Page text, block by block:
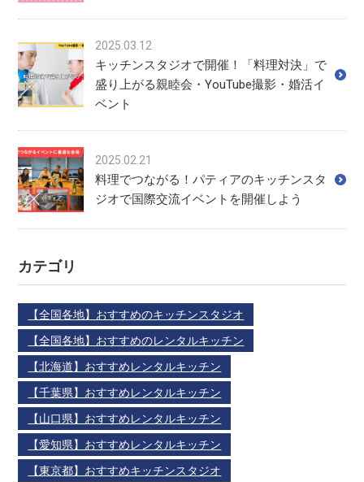
2025.03.12
キッチンスタジオで開催！「料理対決」で
盛り上がる親睦会・YouTube撮影・婚活イ
ベント
2025.02.21
料理でつながる！パティアのキッチンスタ
ジオで国際交流イベントを開催しよう
カテゴリ
【全国各地】おすすめのキッチンスタジオ
【全国各地】おすすめのレンタルキッチン
【北海道】おすすめレンタルキッチン
【千葉県】おすすめレンタルキッチン
【山口県】おすすめレンタルキッチン
【愛知県】おすすめレンタルキッチン
【東京都】おすすめキッチンスタジオ